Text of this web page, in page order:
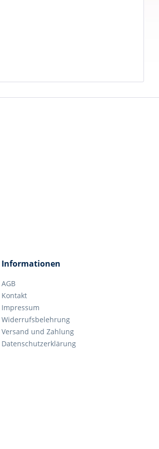
Informationen
AGB
Kontakt
Impressum
Widerrufsbelehrung
Versand und Zahlung
Datenschutzerklärung